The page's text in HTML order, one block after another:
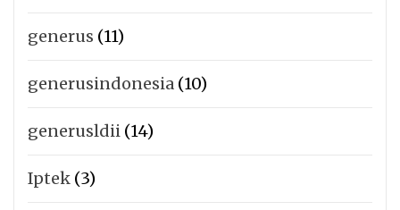
generus (11)
generusindonesia (10)
generusldii (14)
Iptek (3)